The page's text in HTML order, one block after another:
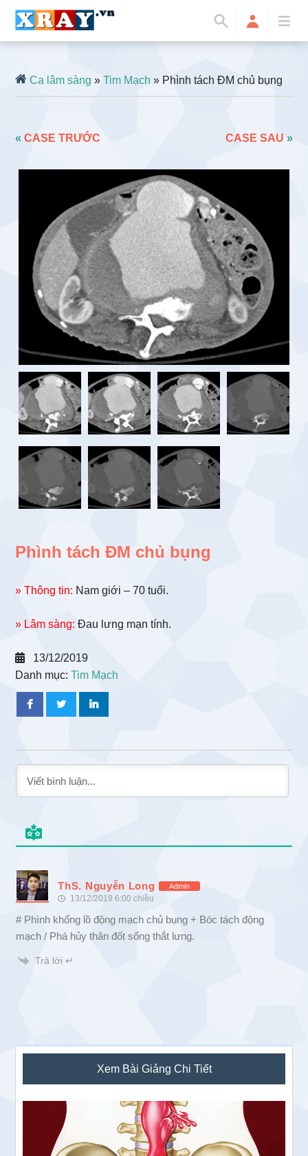
Ca lâm sàng »Tim Mạch » Phình tách ĐM chủ bụng
«CASE TRƯỚC CASE SAU »
Phình tách ĐM chủ bụng
» Thông tin: Nam giới – 70 tuổi.
» Lâm sàng: Đau lưng mạn tính.
13/12/2019
Danh mục:Tim Mạch
ThS. Nguyễn Long Admin
13/12/2019 6:00 chiều
# Phình khổng lồ động mạch chủ bụng + Bóc tách động
mạch / Phá hủy thân đốt sống thắt lưng.
Trả lời ↵
Sidebar
chính
Xem Bài Giảng Chi Tiết